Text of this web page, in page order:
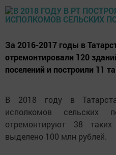
За 2016-2017 годы в
отремонтировали 120
поселений и построили 11
В 2018 году в
исполкомов сельских
отремонтируют 38
выделено 100 млн рублей.